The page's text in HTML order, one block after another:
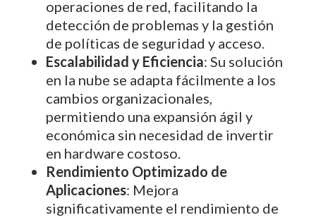
operaciones de red, facilitando la
detección de problemas y la gestión
de políticas de seguridad y acceso.
Escalabilidad y Eficiencia: Su solución
en la nube se adapta fácilmente a los
cambios organizacionales,
permitiendo una expansión ágil y
económica sin necesidad de invertir
en hardware costoso.
Rendimiento Optimizado de
Aplicaciones: Mejora
significativamente el rendimiento de